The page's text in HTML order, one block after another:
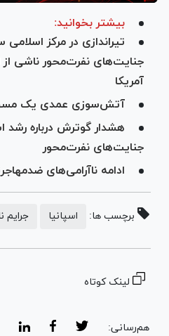
بیشتر بخوانید:
تیراندازی در مرکز
جنایت‌های نفرت‌محور ناشی
آمریکا
آتش‌سوزی عمدی یک
هشدار گوترش درباره رشد
جنایت‌های نفرت‌محور
ادامه ناآرامی‌های
برچسب ها: اسپانیا جرایم
لینک کوتاه
هم‌رسانی: